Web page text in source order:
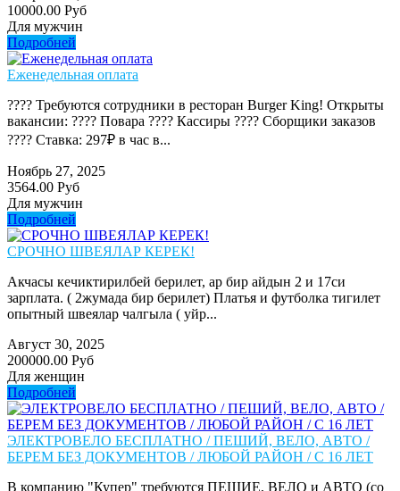
10000.00 Руб
Для мужчин
Подробней
Еженедельная оплата
???? Требуются сотрудники в ресторан Burger King! Открыты
вакансии: ???? Повара ???? Кассиры ???? Сборщики заказов
???? Ставка: 297₽ в час в...
Ноябрь 27, 2025
3564.00 Руб
Для мужчин
Подробней
СРОЧНО ШВЕЯЛАР КЕРЕК!
Акчасы кечиктирилбей берилет, ар бир айдын 2 и 17си
зарплата. ( 2жумада бир берилет) Платья и футболка тигилет
опытный швеялар чалгыла ( уйр...
Август 30, 2025
200000.00 Руб
Для женщин
Подробней
ЭЛЕКТРОВЕЛО БЕСПЛАТНО / ПЕШИЙ, ВЕЛО, АВТО /
БЕРЕМ БЕЗ ДОКУМЕНТОВ / ЛЮБОЙ РАЙОН / С 16 ЛЕТ
В компанию "Купер" требуются ПЕШИЕ, ВЕЛО и АВТО (со